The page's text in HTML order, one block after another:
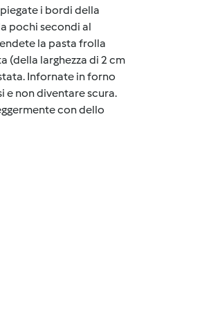
i bordi della
pochi secondi al
la pasta frolla
(della larghezza di 2 cm
Infornate in forno
e non diventare scura.
con dello